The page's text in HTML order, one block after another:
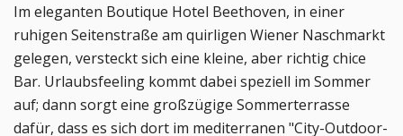
Im eleganten Boutique Hotel Beethoven, in einer
ruhigen Seitenstraße am quirligen Wiener Naschmarkt
gelegen, versteckt sich eine kleine, aber richtig chice
Bar. Urlaubsfeeling kommt dabei speziell im Sommer
auf; dann sorgt eine großzügige Sommerterrasse
dafür, dass es sich dort im mediterranen "City-Outdoor-